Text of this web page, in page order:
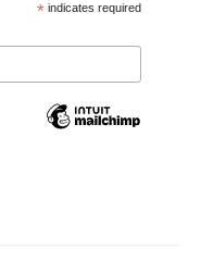
* indicates required